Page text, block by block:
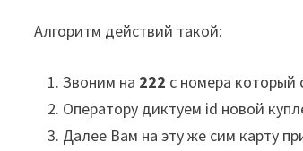
Алгоритм действий такой:
Звоним на 222 с номера который
Оператору диктуем id новой
Далее Вам на эту же сим карту